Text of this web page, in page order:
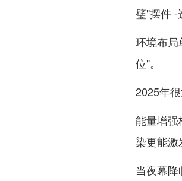
璧"摆件 -
环境布局
位"。
2025年
能量增
染更能激
当夜幕